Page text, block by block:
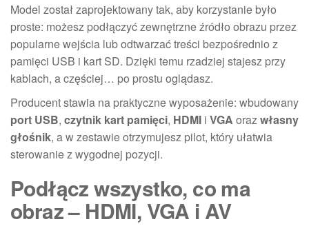
Model został zaprojektowany tak, aby korzystanie było
proste: możesz podłączyć zewnętrzne źródło obrazu przez
popularne wejścia lub odtwarzać treści bezpośrednio z
pamięci USB i kart SD. Dzięki temu rzadziej stajesz przy
kablach, a częściej… po prostu oglądasz.
Producent stawia na praktyczne wyposażenie: wbudowany
port USB, czytnik kart pamięci, HDMI i VGA orazwłasny
głośnik, a w zestawie otrzymujesz pilot, który ułatwia
sterowanie z wygodnej pozycji.
Podłącz wszystko, co ma
obraz – HDMI, VGA i AV